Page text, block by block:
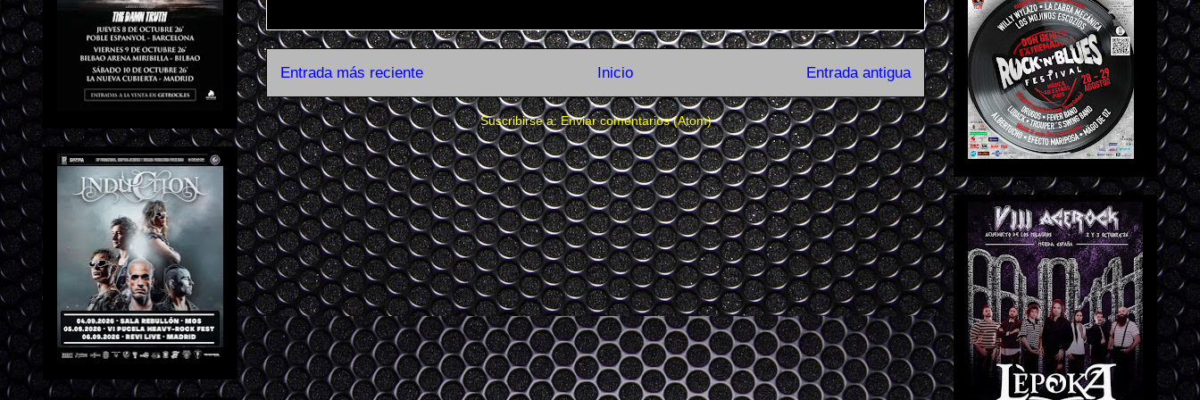
Entrada más reciente Entrada antigua
Inicio
Suscribirse a:Enviar comentarios (Atom)